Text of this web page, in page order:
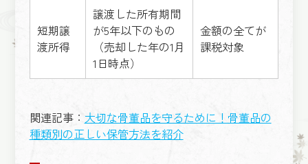
短期譲
渡所得
譲渡した所有期間
が5年以下のもの
（売却した年の1月
1日時点）
金額の全てが
課税対象
関連記事： 大切な骨董品を守るために！骨董品の
種類別の正しい保管方法を紹介